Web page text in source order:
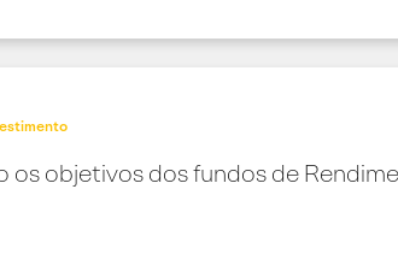
os objetivos dos fundos de